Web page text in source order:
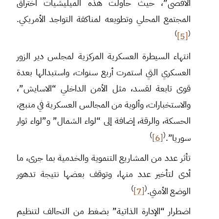
المجتمع المحلي وتطويعه لمناكفة التواجد الأمريكي.
(
[5]
)
انتهاء السيطرة العسكرية المركزية لمجلس دير الزور
العسكري التي استمرت أربع سنوات، واستبدالها بعدة
قوى تابعة لقسد، مثل الأمن الداخلي “الاسايش”،
والاستخبارات، وألوية من المجالس العسكرية في منبج،
الحسكة، والرقة، إضافة إلى “لواء الشمال” و”لواء ثوار
سوريا”.(
[6]
)
تأثر عدد من المشاريع التنموية والخدمية بما جرى، ما
أدى لتأخير عدد منها، وتوقف بعضها نتيجة تدهور
الوضع الأمني.(
[7]
)
اضطرار “الإدارة الذاتية” بضغط من التحالف لتنظيم